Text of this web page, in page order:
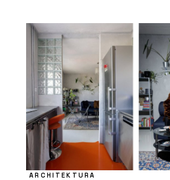
ARCHITEKTURA